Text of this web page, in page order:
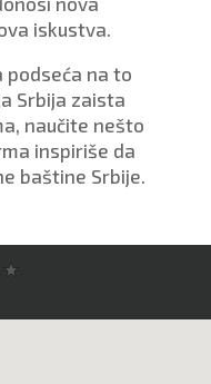
iskustva.
podseća na to
Srbija zaista
naučite nešto
inspiriše da
baštine Srbije.